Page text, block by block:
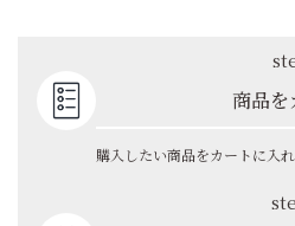
商品を
購入したい商品をカートに入れ